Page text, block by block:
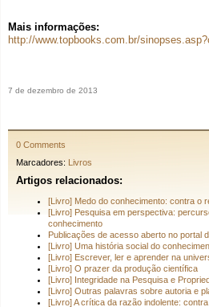
Mais informações:
http://www.topbooks.com.br/
7 de dezembro de 2013
0 Comments
Marcadores:
Livros
Artigos relacionados:
[Livro] Medo do conhecimento: contra o
[Livro] Pesquisa em perspectiva:
conhecimento
Publicações de acesso aberto no portal
[Livro] Uma história social do
[Livro] Escrever, ler e aprender na
[Livro] O prazer da produção científica
[Livro] Integridade na Pesquisa e
[Livro] Outras palavras sobre autoria e
[Livro] A crítica da razão indolente: